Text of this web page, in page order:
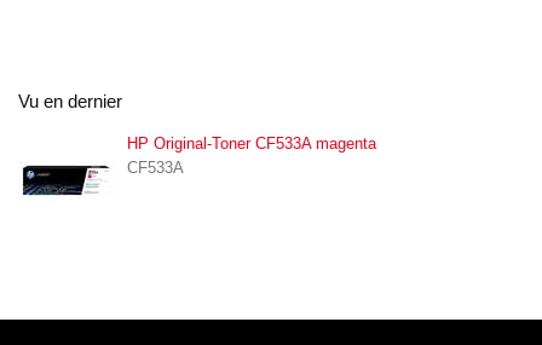
Vu en dernier
HP Original-Toner CF533A magenta
CF533A